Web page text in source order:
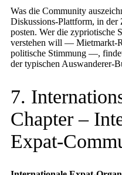
Was die Community
Diskussions-Plattform, in der
posten. Wer die zypriotische
verstehen will — Mietmarkt-
politische Stimmung —,
der typischen Auswanderer-
7.
Chapter –
Expat-